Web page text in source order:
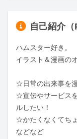
自己紹介（
ハムスター好き。
イラスト＆漫画の
☆日常の出来事を
☆宣伝やサービス
ルしたい！
☆かたくなくてち
などなど